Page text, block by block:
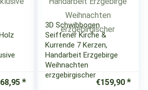
68,95
3D Schwibbogen
Seiffener Kirche &
Kurrende 7 Kerzen,
Handarbeit Erzgebirge
Weihnachten
erzgebirgischer
€159,90